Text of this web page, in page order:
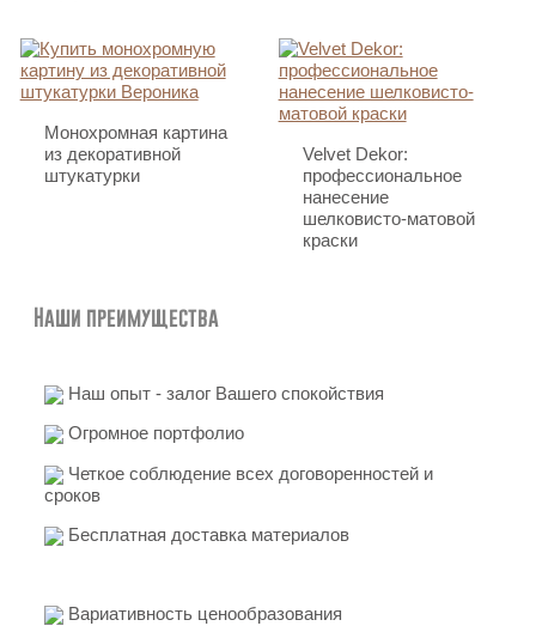
Монохромная картина
из декоративной
штукатурки
Velvet Dekor:
профессиональное
нанесение
шелковисто-матовой
краски
Наши преимущества
Наш опыт - залог Вашего спокойствия
Огромное портфолио
Четкое соблюдение всех договоренностей и
сроков
Бесплатная доставка материалов
Вариативность ценообразования